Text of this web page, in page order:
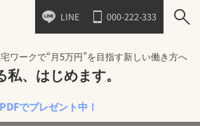
LINE 000-222-333
ワークで“月5万円”を目指す新しい働き方へ
私、はじめます。
ゼント中！